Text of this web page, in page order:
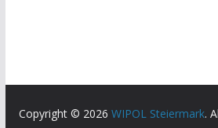
Copyright © 2026 WIPOL Steiermark.